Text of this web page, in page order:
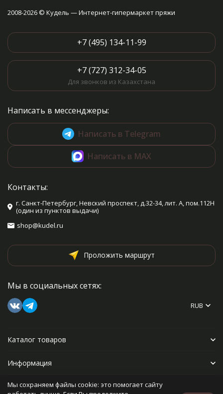
2008-2026 © Кудель — Интернет-гипермаркет пряжи
+7 (495) 134-11-99
+7 (727) 312-34-05
Для звонков из Казахстана
Написать в мессенджеры:
Написать в Telegram
Написать в MAX
Контакты:
г. Санкт-Петербург, Невский проспект, д.32-34, лит. А, пом.112Н
(один из пунктов выдачи)
shop@kudel.ru
Проложить маршрут
Мы в социальных сетях:
RUB
Каталог товаров
Информация
Прочее
Мы сохраняем файлы cookie: это помогает сайту